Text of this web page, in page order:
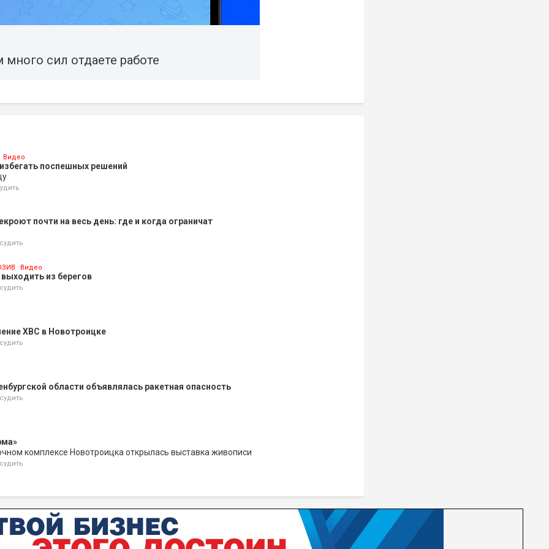
сил отдаете работе
Видео
поспешных решений
почти на весь день: где и когда ограничат
Видео
из берегов
ХВС в Новотроицке
области объявлялась ракетная опасность
комплексе Новотроицка открылась выставка живописи